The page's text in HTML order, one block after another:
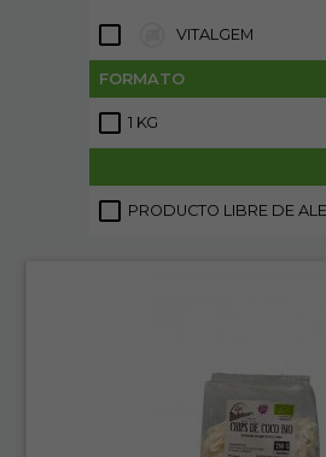
VITALGEM
FORMATO
1 KG
PRODUCTO LIBRE DE